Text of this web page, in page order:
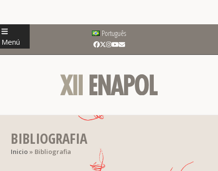
Skip
to
content
Menú
Português
Facebook
Twitter
Instagram
YouTube
Correo
electrónico
BIBLIOGRAFIA
Inicio » Bibliografia